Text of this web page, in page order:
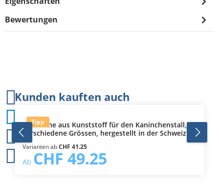
Bewertungen
Produktgalerie überspringen
Kunden kauften auch
Tipp
Kotwanne aus Kunststoff für den Kaninchenstall,
verschiedene Grössen, hergestellt in der Schweiz
Varianten abCHF 41.25
Ab CHF 49.25